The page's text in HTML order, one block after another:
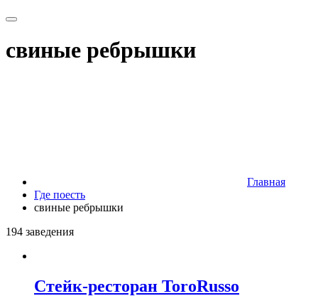
свиные ребрышки
Главная
Где поесть
свиные ребрышки
194 заведения
Стейк-ресторан ToroRusso